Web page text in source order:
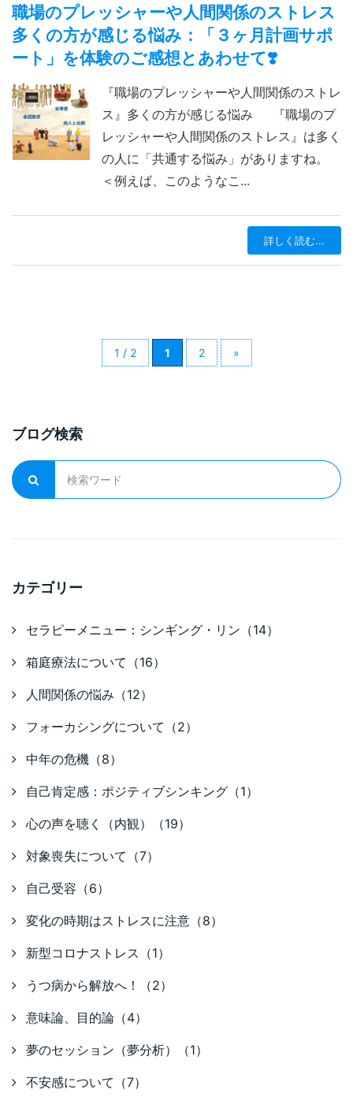
職場のプレッシャーや人間関係のストレス
多くの方が感じる悩み：「３ヶ月計画サポ
ート」を体験のご感想とあわせて❣️
『職場のプレッシャーや人間関係のストレ
ス』多くの方が感じる悩み 『職場のプ
レッシャーや人間関係のストレス』は多く
の人に「共通する悩み」がありますね。
＜例えば、このようなこ...
詳しく読む...
1 / 2 1 2 »
ブログ検索
カテゴリー
セラピーメニュー：シンギング・リン（14）
箱庭療法について（16）
人間関係の悩み（12）
フォーカシングについて（2）
中年の危機（8）
自己肯定感：ポジティブシンキング（1）
心の声を聴く（内観）（19）
対象喪失について（7）
自己受容（6）
変化の時期はストレスに注意（8）
新型コロナストレス（1）
うつ病から解放へ！（2）
意味論、目的論（4）
夢のセッション（夢分析）（1）
不安感について（7）